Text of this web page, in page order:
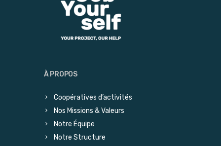
À PROPOS
Coopératives d’activités
Nos Missions & Valeurs
Notre Équipe
Notre Structure